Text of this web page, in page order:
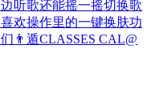
听歌还能摇一摇切换歌
欢操作里的一键换肤功
👨‍遁️CLASSES CAL@